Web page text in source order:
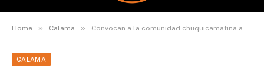
Home » Calama » Convocan a la comunidad chuquicamatina a compartir sus videos caseros para nuevo cortometraje
CALAMA